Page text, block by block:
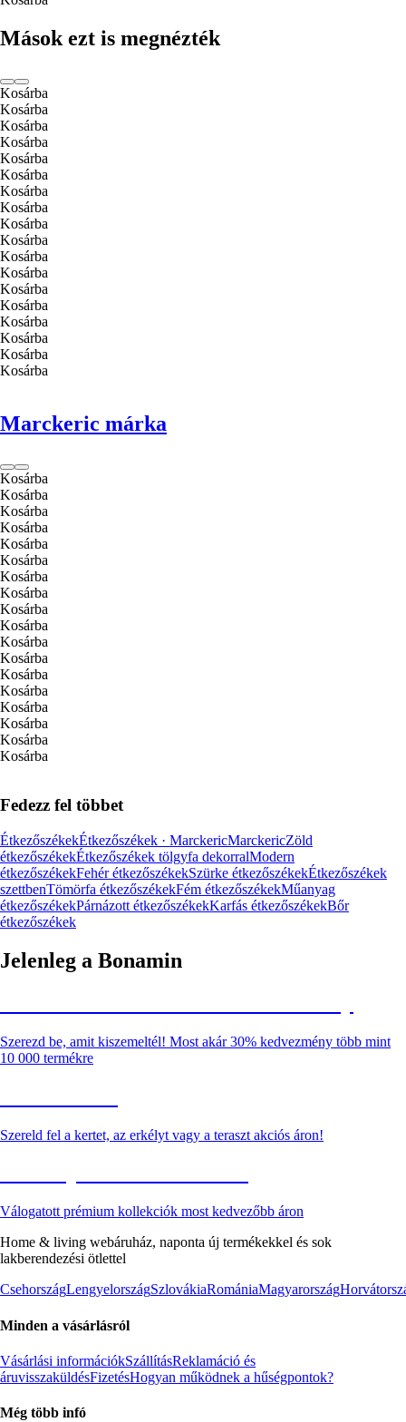
Mások ezt is megnézték
Kosárba
Kosárba
Kosárba
Kosárba
Kosárba
Kosárba
Kosárba
Kosárba
Kosárba
Kosárba
Kosárba
Kosárba
Kosárba
Kosárba
Kosárba
Kosárba
Kosárba
Kosárba
Marckeric márka
Kosárba
Kosárba
Kosárba
Kosárba
Kosárba
Kosárba
Kosárba
Kosárba
Kosárba
Kosárba
Kosárba
Kosárba
Kosárba
Kosárba
Kosárba
Kosárba
Kosárba
Kosárba
Fedezz fel többet
ÉtkezőszékekÉtkezőszékek · MarckericMarckericZöld
étkezőszékekÉtkezőszékek tölgyfa dekorralModern
étkezőszékekFehér étkezőszékekSzürke étkezőszékekÉtkezőszékek
szettbenTömörfa étkezőszékekFém étkezőszékekMűanyag
étkezőszékekPárnázott étkezőszékekKarfás étkezőszékekBőr
étkezőszékek
Jelenleg a Bonamin
Szerezd be, amit kiszemeltél! Most akár 30% kedvezmény több mint
10 000 termékre
Szereld fel a kertet, az erkélyt vagy a teraszt akciós áron!
Válogatott prémium kollekciók most kedvezőbb áron
Home & living webáruház, naponta új termékekkel és sok
lakberendezési ötlettel
CsehországLengyelországSzlovákiaRomániaMagyarország
Minden a vásárlásról
Vásárlási információkSzállításReklamáció és
áruvisszaküldésFizetésHogyan működnek a hűségpontok?
Még több infó